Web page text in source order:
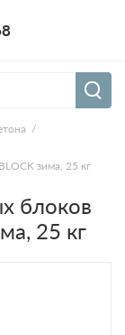
зима, 25 кг
блоков
25 кг